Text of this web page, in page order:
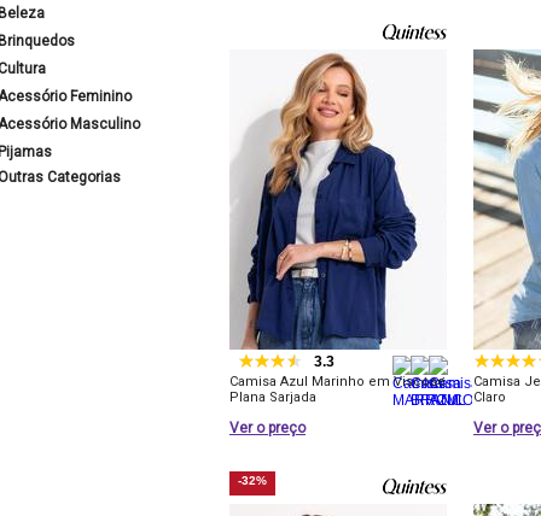
Feminino
Masculino
Categorias
3.3
Camisa Azul Marinho em Viscose
Plana Sarjada
Ver o preço
Camisa
Claro
Ver o
-32%